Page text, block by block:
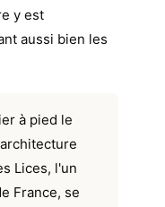
y est
aussi bien les
à pied le
Lices, l'un
France, se